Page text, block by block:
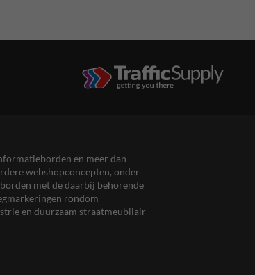
en meer dan
webshopconcepten, onder
met de daarbij behorende
rondom
en duurzaam straatmeubilair